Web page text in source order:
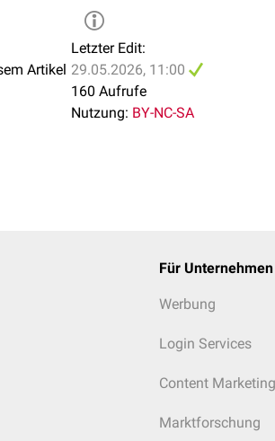
Artikel
Letzter Edit:
29.05.2026, 11:00
160 Aufrufe
Nutzung: BY-NC-SA
Für Unternehmen
Werbung
Login Services
Content Marketing
Marktforschung